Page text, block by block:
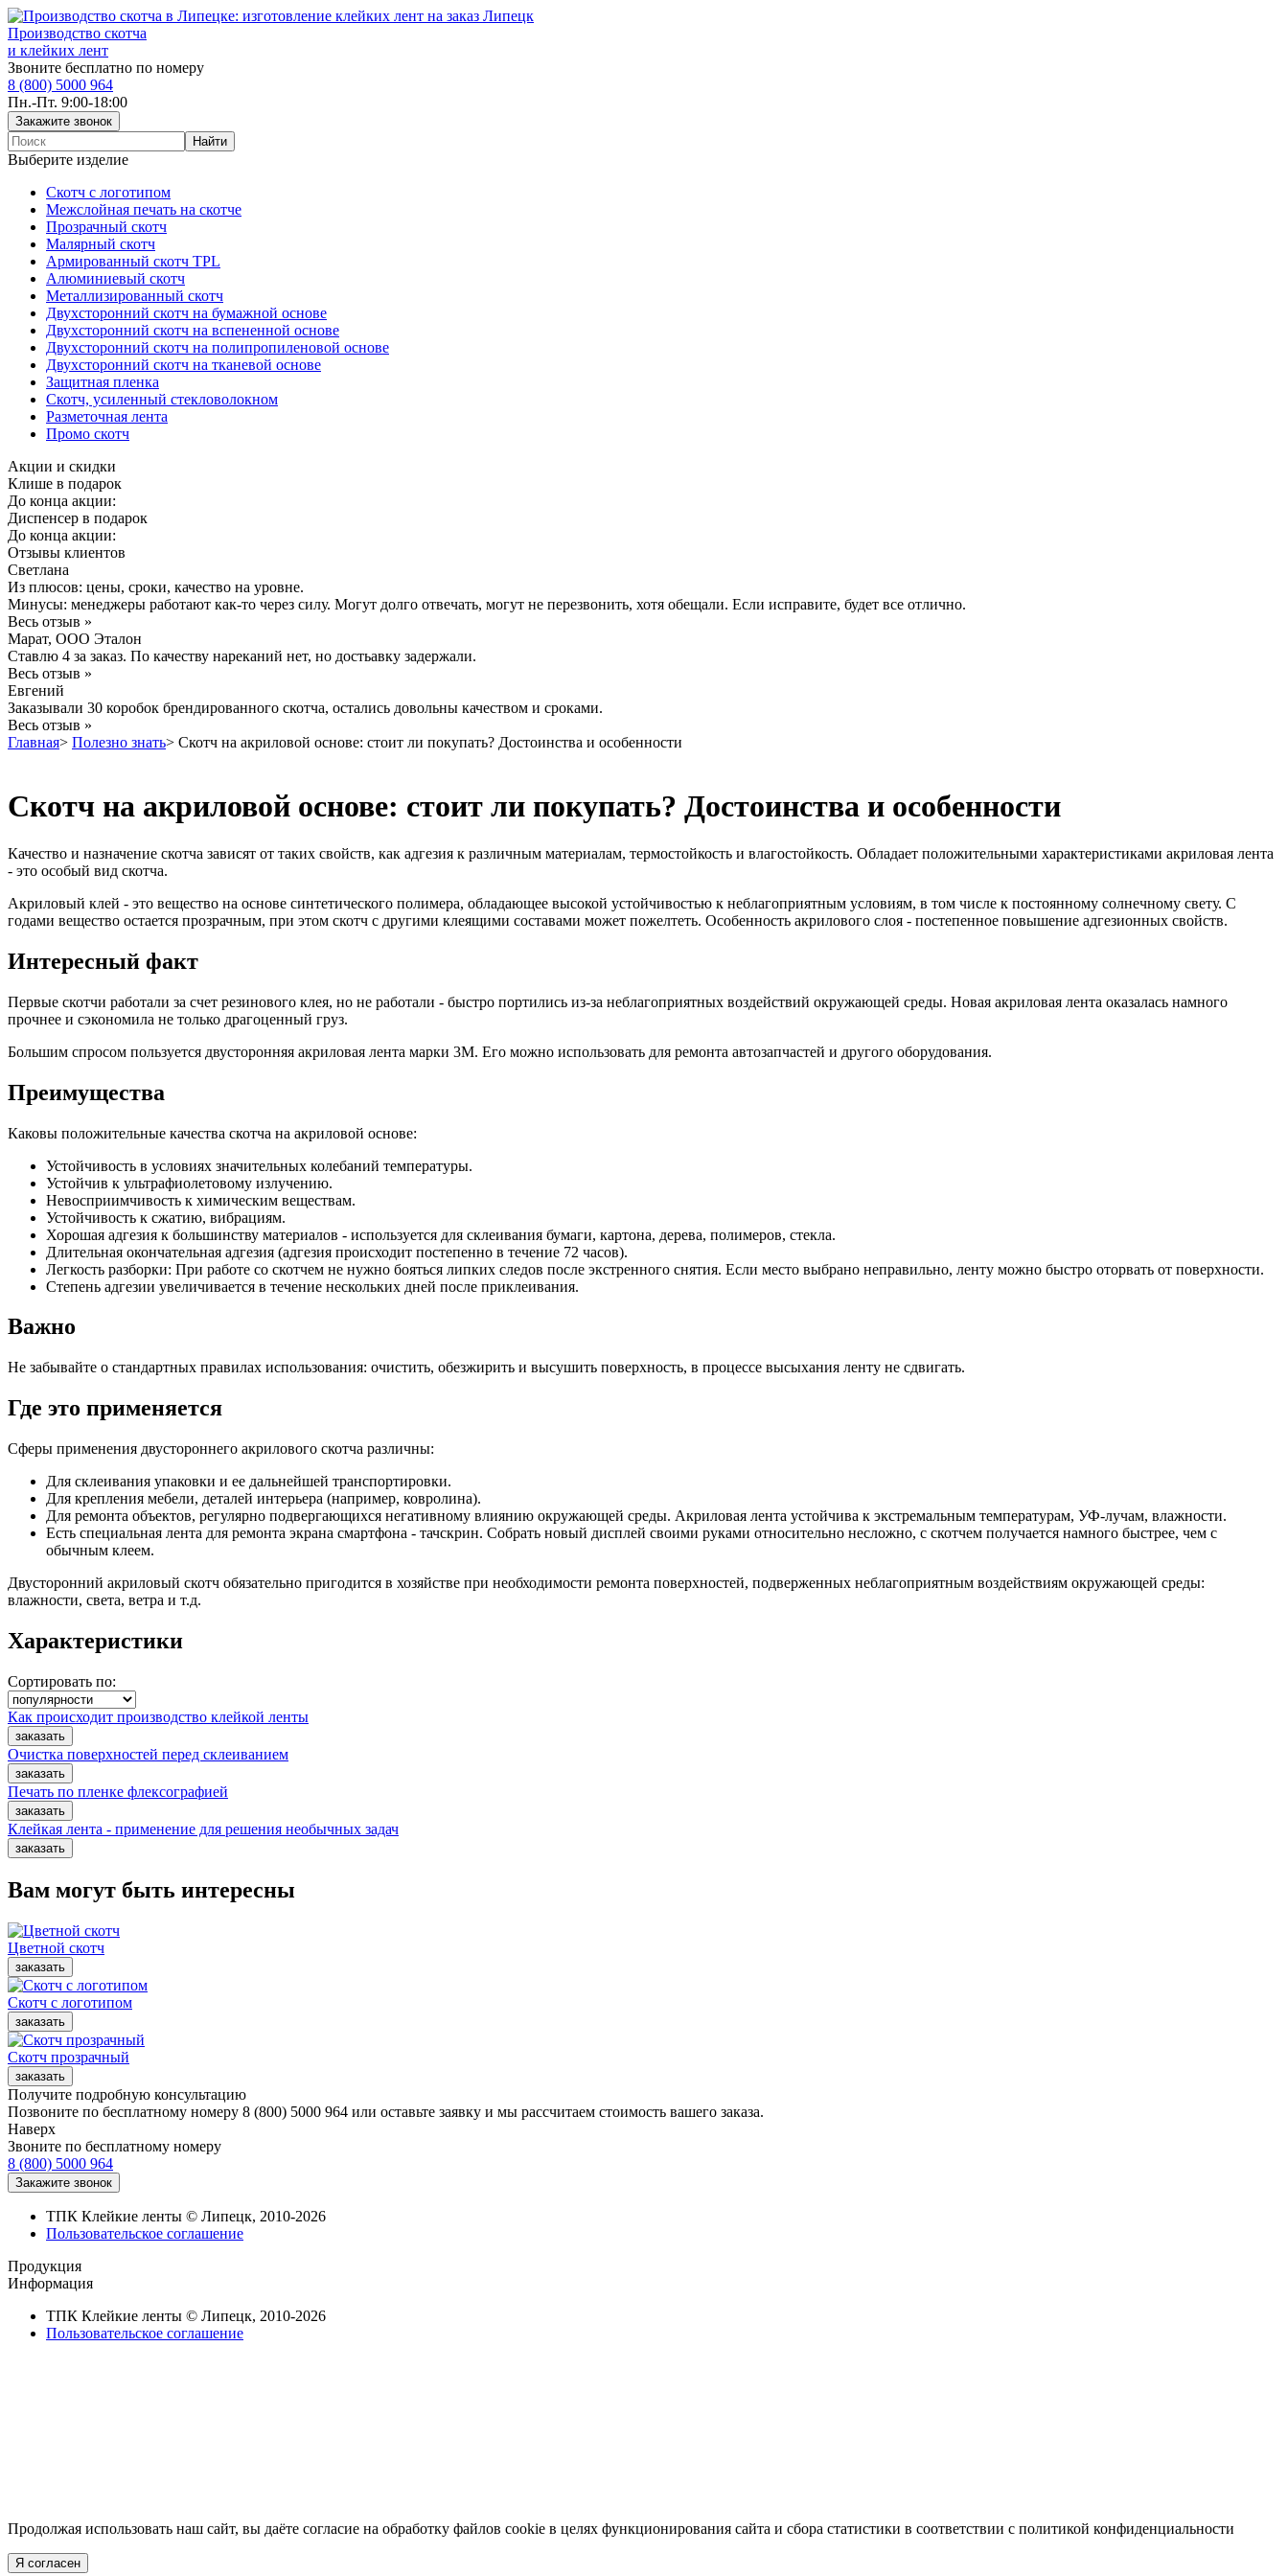
Липецк
Производство скотча
и клейких лент
Звоните бесплатно по номеру
8 (800) 5000 964
Пн.-Пт. 9:00-18:00
Выберите изделие
Скотч с логотипом
Межслойная печать на скотче
Прозрачный скотч
Малярный скотч
Армированный скотч TPL
Алюминиевый скотч
Металлизированный скотч
Двухсторонний скотч на бумажной основе
Двухсторонний скотч на вспененной основе
Двухсторонний скотч на полипропиленовой основе
Двухсторонний скотч на тканевой основе
Защитная пленка
Скотч, усиленный стекловолокном
Разметочная лента
Промо скотч
Акции и скидки
Клише в подарок
До конца акции:
Диспенсер в подарок
До конца акции:
Отзывы клиентов
Светлана
Из плюсов: цены, сроки, качество на уровне.
Минусы: менеджеры работают как-то через силу. Могут долго отвечать, могут не перезвонить, хотя обещали. Если исправите, будет все отлично.
Весь отзыв »
Марат, ООО Эталон
Ставлю 4 за заказ. По качеству нареканий нет, но достьавку задержали.
Весь отзыв »
Евгений
Заказывали 30 коробок брендированного скотча, остались довольны качеством и сроками.
Весь отзыв »
Главная> Полезно знать> Скотч на акриловой основе: стоит ли покупать? Достоинства и особенности
Скотч на акриловой основе: стоит ли покупать? Достоинства и особенности
Качество и назначение скотча зависят от таких свойств, как адгезия к различным материалам, термостойкость и влагостойкость. Обладает положительными характеристиками акриловая лента
- это особый вид скотча.
Акриловый клей - это вещество на основе синтетического полимера, обладающее высокой устойчивостью к неблагоприятным условиям, в том числе к постоянному солнечному свету. С
годами вещество остается прозрачным, при этом скотч с другими клеящими составами может пожелтеть. Особенность акрилового слоя - постепенное повышение адгезионных свойств.
Интересный факт
Первые скотчи работали за счет резинового клея, но не работали - быстро портились из-за неблагоприятных воздействий окружающей среды. Новая акриловая лента оказалась намного
прочнее и сэкономила не только драгоценный груз.
Большим спросом пользуется двусторонняя акриловая лента марки 3М. Его можно использовать для ремонта автозапчастей и другого оборудования.
Преимущества
Каковы положительные качества скотча на акриловой основе:
Устойчивость в условиях значительных колебаний температуры.
Устойчив к ультрафиолетовому излучению.
Невосприимчивость к химическим веществам.
Устойчивость к сжатию, вибрациям.
Хорошая адгезия к большинству материалов - используется для склеивания бумаги, картона, дерева, полимеров, стекла.
Длительная окончательная адгезия (адгезия происходит постепенно в течение 72 часов).
Легкость разборки: При работе со скотчем не нужно бояться липких следов после экстренного снятия. Если место выбрано неправильно, ленту можно быстро оторвать от поверхности.
Степень адгезии увеличивается в течение нескольких дней после приклеивания.
Важно
Не забывайте о стандартных правилах использования: очистить, обезжирить и высушить поверхность, в процессе высыхания ленту не сдвигать.
Где это применяется
Сферы применения двустороннего акрилового скотча различны:
Для склеивания упаковки и ее дальнейшей транспортировки.
Для крепления мебели, деталей интерьера (например, ковролина).
Для ремонта объектов, регулярно подвергающихся негативному влиянию окружающей среды. Акриловая лента устойчива к экстремальным температурам, УФ-лучам, влажности.
Есть специальная лента для ремонта экрана смартфона - тачскрин. Собрать новый дисплей своими руками относительно несложно, с скотчем получается намного быстрее, чем с
обычным клеем.
Двусторонний акриловый скотч обязательно пригодится в хозяйстве при необходимости ремонта поверхностей, подверженных неблагоприятным воздействиям окружающей среды:
влажности, света, ветра и т.д.
Характеристики
Сортировать по:
Как происходит производство клейкой ленты
Очистка поверхностей перед склеиванием
Печать по пленке флексографией
Клейкая лента - применение для решения необычных задач
Вам могут быть интересны
Цветной скотч
Скотч с логотипом
Скотч прозрачный
Получите подробную консультацию
Позвоните по бесплатному номеру 8 (800) 5000 964 или оставьте заявку и мы рассчитаем стоимость вашего заказа.
Наверх
Звоните по бесплатному номеру
8 (800) 5000 964
ТПК Клейкие ленты © Липецк, 2010-2026
Пользовательское соглашение
Продукция
Информация
ТПК Клейкие ленты © Липецк, 2010-2026
Пользовательское соглашение
Продолжая использовать наш сайт, вы даёте согласие на обработку файлов cookie в целях функционирования сайта и сбора статистики в соответствии с политикой конфиденциальности
Я согласен